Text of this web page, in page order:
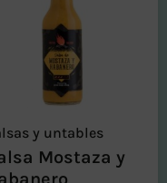
y untables
Mostaza y